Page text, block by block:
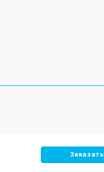
Заказать